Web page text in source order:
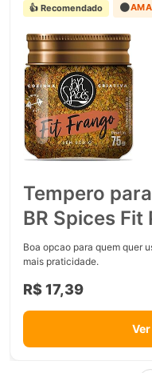
👍 Recomendado 🟠
Tempero
BR Spices Fit
Boa opcao para quem quer
mais praticidade.
R$ 17,39